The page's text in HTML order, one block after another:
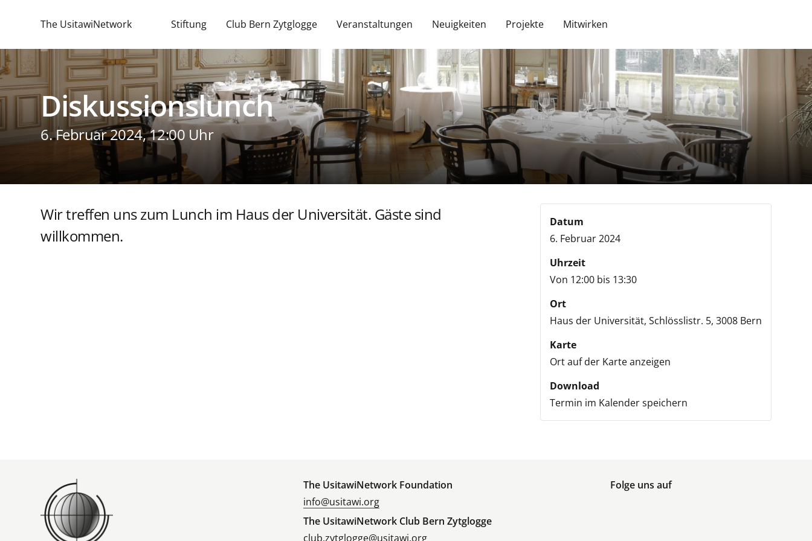
The UsitawiNetwork Stiftung Club Bern Zytglogge Veranstaltungen Neuigkeiten Projekte Mitwirken
Diskussionslunch
6. Februar 2024, 12:00 Uhr
Wir treffen uns zum Lunch im Haus der Universität. Gäste sind
willkommen.
Datum
6. Februar 2024
Uhrzeit
Von 12:00 bis 13:30
Ort
Haus der Universität, Schlösslistr. 5, 3008 Bern
Karte
Ort auf der Karte anzeigen
Download
Termin im Kalender speichern
The UsitawiNetwork Foundation
info@usitawi.org
The UsitawiNetwork Club Bern Zytglogge
club.zytglogge@usitawi.org
Folge uns auf